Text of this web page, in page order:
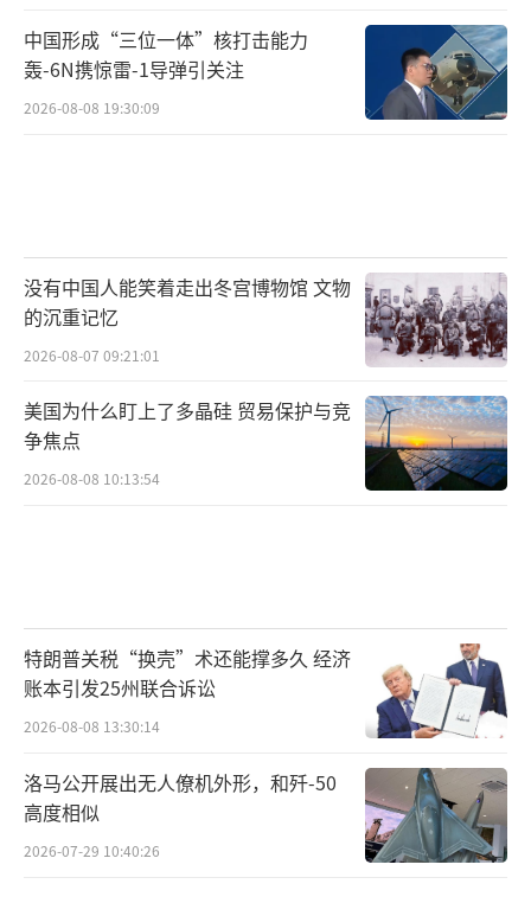
中国形成“三位一体”核打击能力
轰-6N携惊雷-1导弹引关注
2026-08-08 19:30:09
没有中国人能笑着走出冬宫博物馆 文物
的沉重记忆
2026-08-07 09:21:01
美国为什么盯上了多晶硅 贸易保护与竞
争焦点
2026-08-08 10:13:54
特朗普关税“换壳”术还能撑多久 经济
账本引发25州联合诉讼
2026-08-08 13:30:14
洛马公开展出无人僚机外形，和歼-50
高度相似
2026-07-29 10:40:26